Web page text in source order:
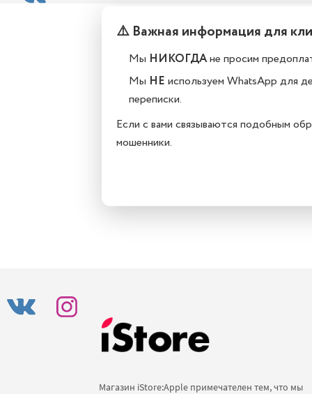
⚠️ Важная информация для
Мы НИКОГДАне просим
Мы НЕ используем WhatsApp для
переписки.
Если с вами связываются подобным
мошенники.